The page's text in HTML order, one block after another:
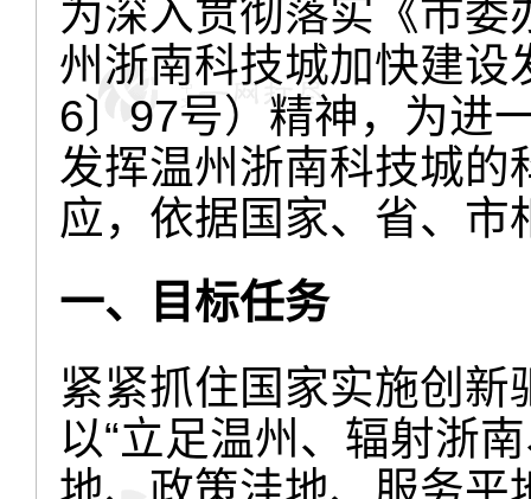
为深入贯彻落实《市
州浙南科技城加快建设
6〕97号）精神，为进
发挥温州浙南科技城的
应，依据国家、省、市
一、目标任务
紧紧抓住国家实施创
以“立足温州、辐射浙